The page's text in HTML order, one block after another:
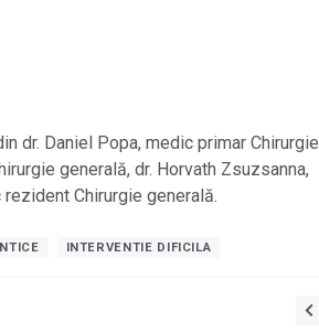
dr. Daniel Popa, medic primar Chirurgie
generală, dr. Horvath Zsuzsanna,
Chirurgie generală.
INTERVENTIE DIFICILA